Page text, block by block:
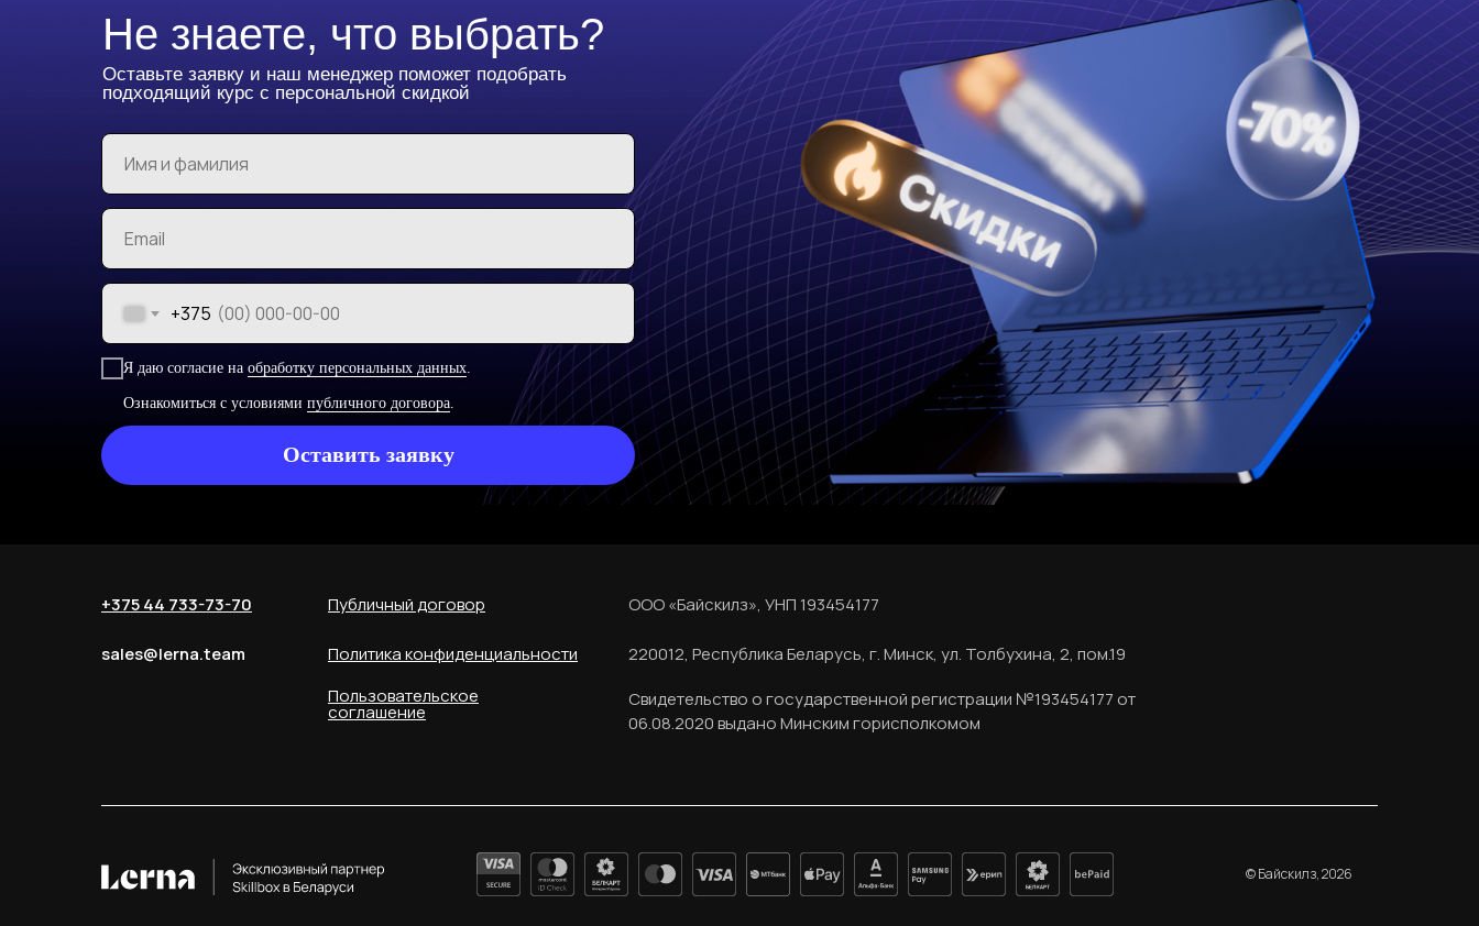
Не знаете, что выбрать?
Оставьте заявку и наш менеджер поможет подобрать
подходящий курс с персональной скидкой
+375
Я даю согласие на обработку персональных данных
Ознакомиться с условиями публичного договора
Оставить заявку
ООО «Байскилз», УНП 193454177
220012, Республика Беларусь, г. Минск, ул. Толбухина, 2, пом.19
Свидетельство о государственной регистрации №193454177 от
06.08.2020 выдано Минским горисполкомом
© Байскилз, 2026
Публичный договор
Политика конфиденциальности
Пользовательское
соглашение
+375 44 733-73-70
sales@lerna.team